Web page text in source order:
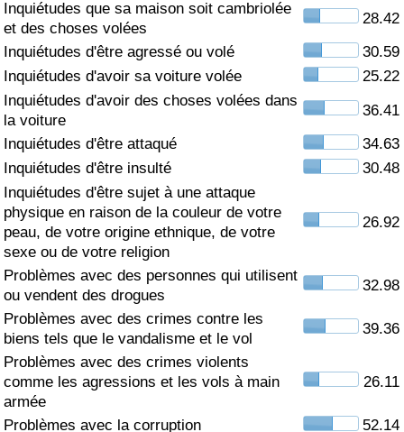
Inquiétudes que sa maison soit cambriolée
et des choses volées
28.42
Inquiétudes d'être agressé ou volé
30.59
Inquiétudes d'avoir sa voiture volée
25.22
Inquiétudes d'avoir des choses volées dans
la voiture
36.41
Inquiétudes d'être attaqué
34.63
Inquiétudes d'être insulté
30.48
Inquiétudes d'être sujet à une attaque
physique en raison de la couleur de votre
peau, de votre origine ethnique, de votre
sexe ou de votre religion
26.92
Problèmes avec des personnes qui utilisent
ou vendent des drogues
32.98
Problèmes avec des crimes contre les
biens tels que le vandalisme et le vol
39.36
Problèmes avec des crimes violents
comme les agressions et les vols à main
armée
26.11
Problèmes avec la corruption 52.14
Soins de santé
Indice des soins de santé (Actuel)
Indice des soins de santé
Indice des soins de santé par Pays
Pollution
Indice de Pollution (Actuel)
Indice de pollution
Indice de Pollution par Pays
Trafic